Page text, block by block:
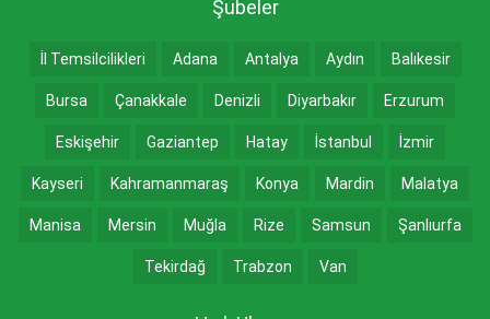
Şubeler
İl Temsilcilikleri Adana Antalya Aydın Balıkesir
Bursa Çanakkale Denizli Diyarbakır Erzurum
Eskişehir Gaziantep Hatay İstanbul İzmir
Kayseri Kahramanmaraş Konya Mardin Malatya
Manisa Mersin Muğla Rize Samsun Şanlıurfa
Tekirdağ Trabzon Van